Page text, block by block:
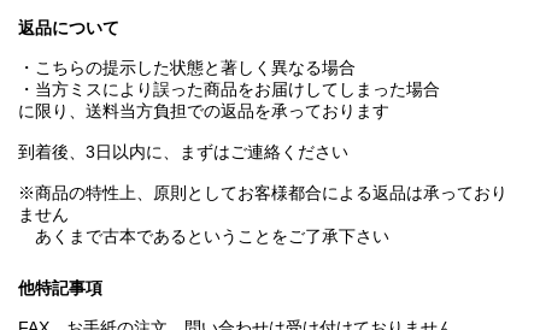
返品について
・こちらの提示した状態と著しく異なる場合
・当方ミスにより誤った商品をお届けしてしまった場合
に限り、送料当方負担での返品を承っております
到着後、3日以内に、まずはご連絡ください
※商品の特性上、原則としてお客様都合による返品は承っており
ません
あくまで古本であるということをご了承下さい
他特記事項